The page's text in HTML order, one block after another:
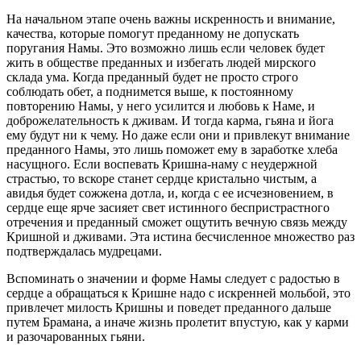
На начальном этапе очень важны искренность и внимание,
качества, которые помогут преданному не допускать
поругания Намы. Это возможно лишь если человек будет
жить в обществе преданных и избегать людей мирского
склада ума. Когда преданный будет не просто строго
соблюдать обет, а поднимется выше, к постоянному
повторению Намы, у него усилится и любовь к Наме, и
доброжелательность к дживам. И тогда карма, гьяна и йога
ему будут ни к чему. Но даже если они и привлекут внимание
преданного Намы, это лишь поможет ему в заработке хлеба
насущного. Если воспевать Кришна-наму с неудержной
страстью, то вскоре станет сердце кристально чистым, а
авидья будет сожжена дотла, и, когда с ее исчезновением, в
сердце еще ярче засияет свет истинного беспристрастного
отречения и преданный сможет ощутить вечную связь между
Кришной и дживами. Эта истина бесчисленное множество раз
подтверждалась мудрецами.
Вспоминать о значении и форме Намы следует с радостью в
сердце а обращаться к Кришне надо с искренней мольбой, это
привлечет милость Кришны и поведет преданного дальше
путем Брамана, а иначе жизнь пролетит впустую, как у карми
и разочарованных гьяни.